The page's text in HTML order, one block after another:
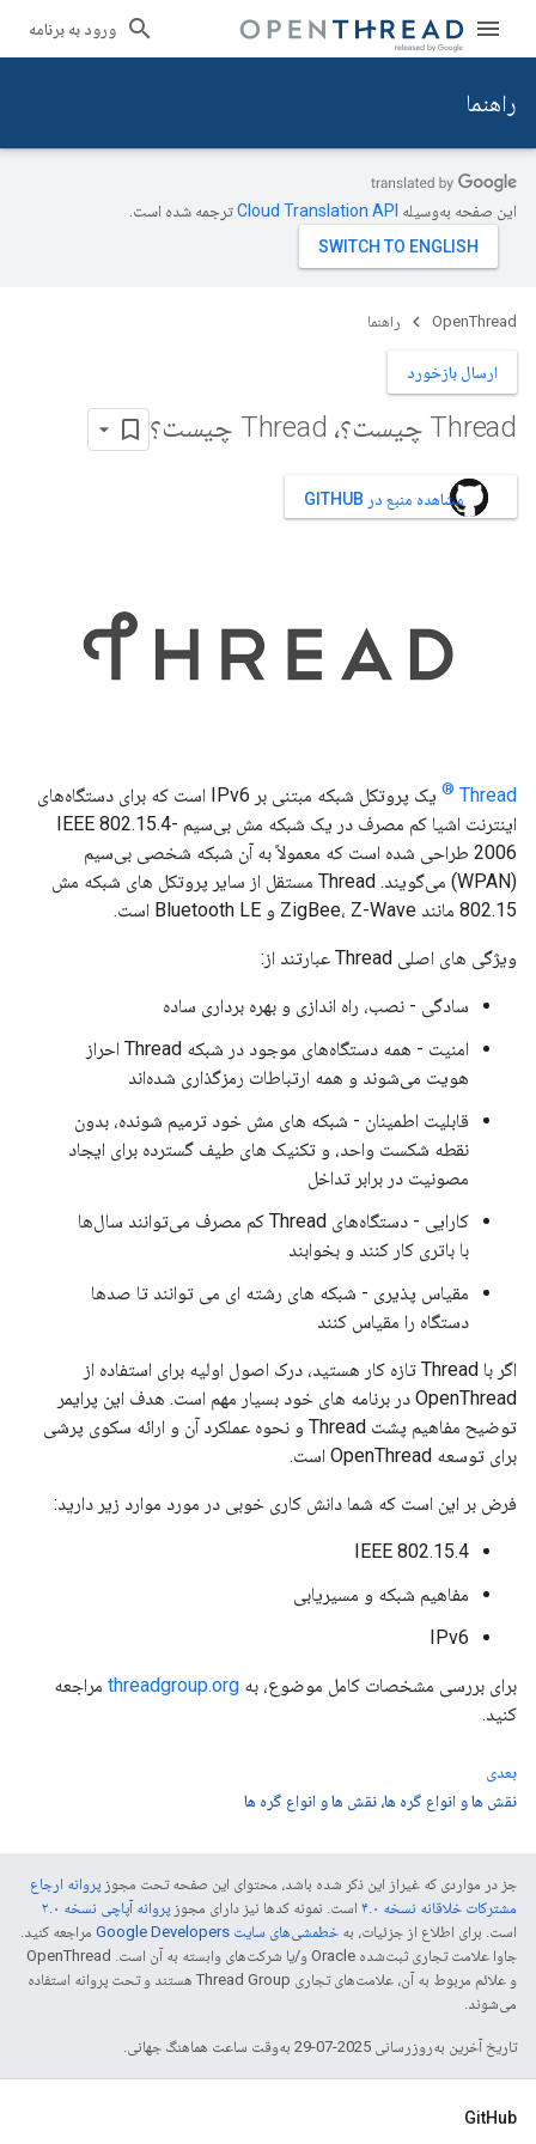
ورود به برنامه
راهنما
این صفحه به‌وسیله ترجمه شده است.
OpenThread راهنما
ارسال بازخورد
Thread چیست؟، Thread چیست؟
مشاهده منبع در GITHUB
Thread
®
یک پروتکل شبکه مبتنی بر IPv6 است که برای دستگاه‌های
اینترنت اشیا کم مصرف در یک شبکه مش بی‌سیم IEEE 802.15.4-
2006 طراحی شده است که معمولاً به آن شبکه شخصی بی‌سیم
(WPAN) می‌گویند. Thread مستقل از سایر پروتکل های شبکه مش
802.15 مانند ZigBee، Z-Wave و Bluetooth LE است.
ویژگی های اصلی Thread عبارتند از:
سادگی - نصب، راه اندازی و بهره برداری ساده
امنیت - همه دستگاه‌های موجود در شبکه Thread احراز
هویت می‌شوند و همه ارتباطات رمزگذاری شده‌اند
قابلیت اطمینان - شبکه های مش خود ترمیم شونده، بدون
نقطه شکست واحد، و تکنیک های طیف گسترده برای ایجاد
مصونیت در برابر تداخل
کارایی - دستگاه‌های Thread کم مصرف می‌توانند سال‌ها
با باتری کار کنند و بخوابند
مقیاس پذیری - شبکه های رشته ای می توانند تا صدها
دستگاه را مقیاس کنند
اگر با Thread تازه کار هستید، درک اصول اولیه برای استفاده از
OpenThread در برنامه های خود بسیار مهم است. هدف این پرایمر
توضیح مفاهیم پشت Thread و نحوه عملکرد آن و ارائه سکوی پرشی
برای توسعه OpenThread است.
فرض بر این است که شما دانش کاری خوبی در مورد موارد زیر دارید:
IEEE 802.15.4
مفاهیم شبکه و مسیریابی
IPv6
برای بررسی مشخصات کامل موضوع، به threadgroup.org مراجعه
کنید.
بعدی
نقش ها و انواع گره ها، نقش ها و انواع گره ها
جز در مواردی که غیراز این ذکر شده باشد، محتوای این صفحه تحت مجوز پروانه ارجاع
مشترکات خلاقانه نسخه ۴.۰
است. نمونه کدها نیز دارای مجوز پروانه آپاچی نسخه ۲.۰
است. برای اطلاع از جزئیات، به خطمشی‌های سایت Google Developers‏
مراجعه کنید.
جاوا علامت تجاری ثبت‌شده Oracle و/یا شرکت‌های وابسته به آن است. ‫OpenThread
و علائم مربوط به آن، علامت‌های تجاری Thread Group هستند و تحت پروانه استفاده
می‌شوند.
تاریخ آخرین به‌روزرسانی 2025-07-29 به‌وقت ساعت هماهنگ جهانی.
GitHub